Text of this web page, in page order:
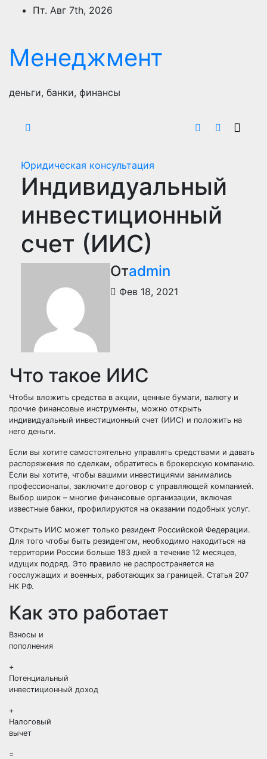
ПерейтиПт. Авг 7th, 2026
Менеджмент
деньги, банки, финансы
Юридическая консультация
Индивидуальный
инвестиционный
счет (ИИС)
Отadmin
Фев 18, 2021
Что такое ИИС
Чтобы вложить средства в акции, ценные бумаги, валюту и
прочие финансовые инструменты, можно открыть
индивидуальный инвестиционный счет (ИИС) и положить на
него деньги.
Если вы хотите самостоятельно управлять средствами и давать
распоряжения по сделкам, обратитесь в брокерскую компанию.
Если вы хотите, чтобы вашими инвестициями занимались
профессионалы, заключите договор с управляющей компанией.
Выбор широк – многие финансовые организации, включая
известные банки, профилируются на оказании подобных услуг.
Открыть ИИС может только резидент Российской Федерации.
Для того чтобы быть резидентом, необходимо находиться на
территории России больше 183 дней в течение 12 месяцев,
идущих подряд. Это правило не распространяется на
госслужащих и военных, работающих за границей. Статья 207
НК РФ.
Как это работает
Взносы и
пополнения
+
Потенциальный
инвестиционный доход
+
Налоговый
вычет
=